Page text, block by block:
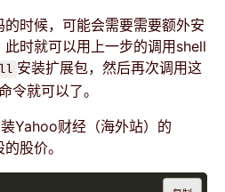
时候，可能会需要需要额外安
时就可以用上一步的调用shell
安装扩展包，然后再次调用这
令就可以了。
Yahoo财经（海外站）的
股价。